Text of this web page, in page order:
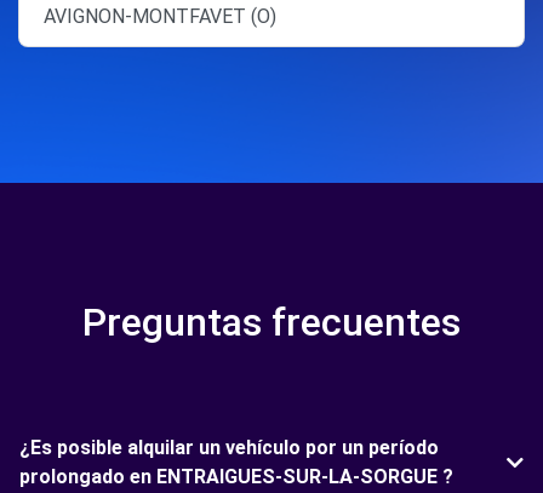
AVIGNON-MONTFAVET (O)
Preguntas frecuentes
¿Es posible alquilar un vehículo por un período
prolongado en ENTRAIGUES-SUR-LA-SORGUE ?